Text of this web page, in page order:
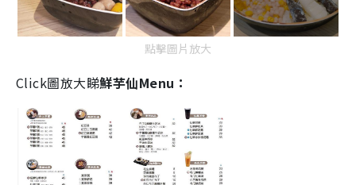
點擊圖片放大
Click圖放大睇鮮芋仙Menu：